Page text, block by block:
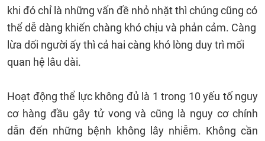
khi đó chỉ là những vấn đề nhỏ nhặt thì chúng cũng có
thể dễ dàng khiến chàng khó chịu và phản cảm. Càng
lừa dối người ấy thì cả hai càng khó lòng duy trì mối
quan hệ lâu dài.
Hoạt động thể lực không đủ là 1 trong 10 yếu tố nguy
cơ hàng đầu gây tử vong và cũng là nguy cơ chính
dẫn đến những bệnh không lây nhiễm. Không cần